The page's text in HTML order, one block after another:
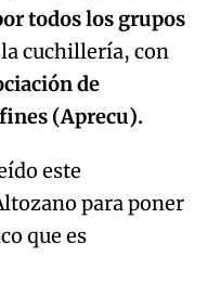
todos los grupos
cuchillería, con
de
(Aprecu).
este
para poner
que es
again later.